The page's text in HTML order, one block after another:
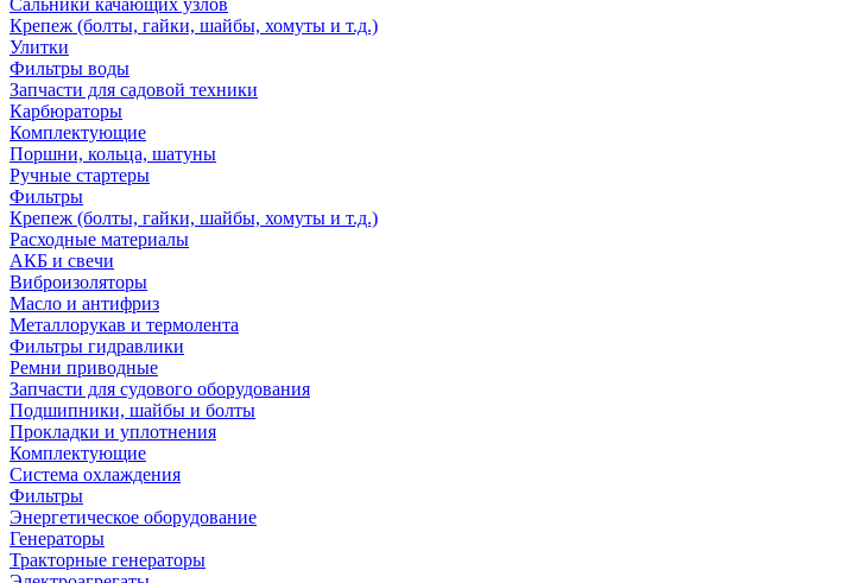
Сальники качающих узлов
Крепеж (болты, гайки, шайбы, хомуты и т.д.)
Улитки
Фильтры воды
Запчасти для садовой техники
Карбюраторы
Комплектующие
Поршни, кольца, шатуны
Ручные стартеры
Фильтры
Крепеж (болты, гайки, шайбы, хомуты и т.д.)
Расходные материалы
АКБ и свечи
Виброизоляторы
Масло и антифриз
Металлорукав и термолента
Фильтры гидравлики
Ремни приводные
Запчасти для судового оборудования
Подшипники, шайбы и болты
Прокладки и уплотнения
Комплектующие
Система охлаждения
Фильтры
Энергетическое оборудование
Генераторы
Тракторные генераторы